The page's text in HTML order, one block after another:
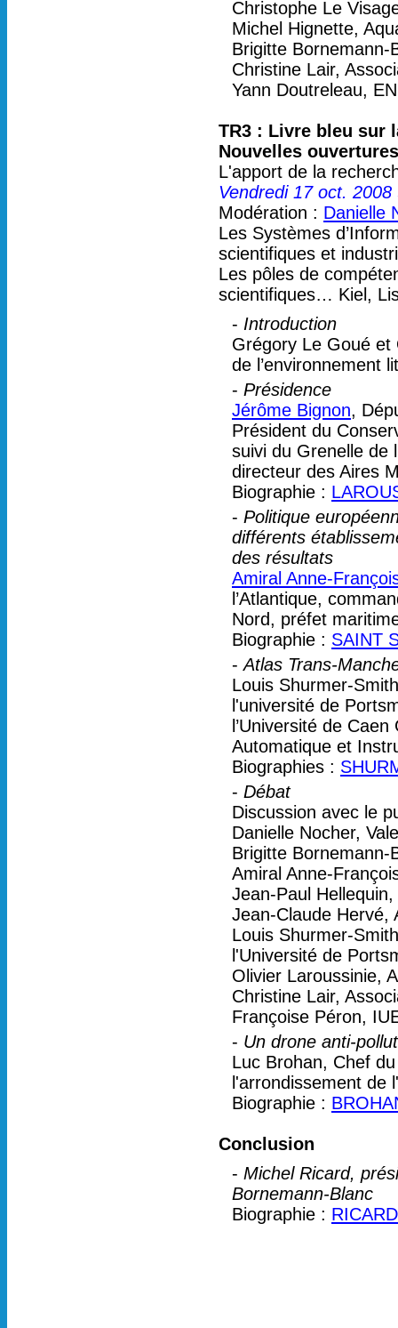
Christophe Le
Michel Hignette,
Brigitte Bornemann-
Christine Lair,
Yann Doutreleau,
TR3 : Livre bleu sur
Nouvelles
L'apport de la
Vendredi 17 oct. 2008
Modération : Danielle
Les Systèmes
scientifiques et
Les pôles de
scientifiques… Kiel,
- Introduction
Grégory Le Goué et
de l’environnement
- Présidence
Jérôme Bignon,
Président du
suivi du Grenelle de
directeur des Aires
Biographie :
- Politique
différents
des résultats
Amiral Anne-
l’Atlantique,
Nord, préfet
Biographie : SAINT
-Atlas Trans-
Louis Shurmer-
l'université de
l’Université de
Automatique et
Biographies :
- Débat
Discussion avec le
Danielle Nocher,
Brigitte Bornemann-
Amiral Anne-
Jean-Paul
Jean-Claude Hervé,
Louis Shurmer-
l'Université de
Olivier Laroussinie,
Christine Lair,
Françoise Péron,
- Un drone anti-
Luc Brohan, Chef
l'arrondissement de
Biographie :
Conclusion
- Michel Ricard,
Bornemann-Blanc
Biographie :